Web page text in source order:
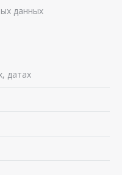
данных
датах